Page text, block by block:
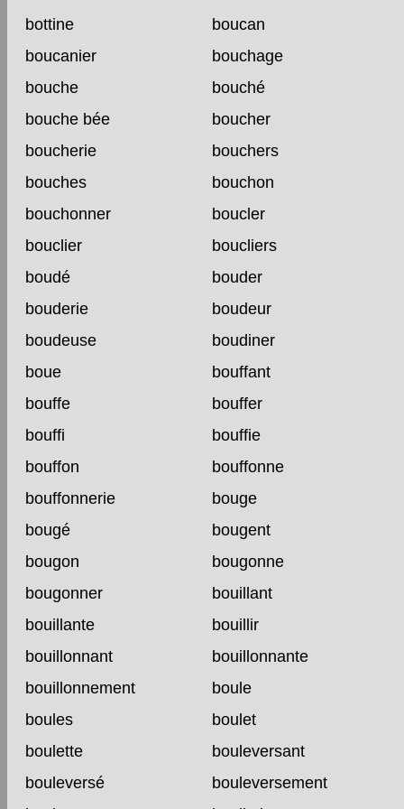
bottine
boucan
boucanier
bouchage
bouche
bouché
bouche bée
boucher
boucherie
bouchers
bouches
bouchon
bouchonner
boucler
bouclier
boucliers
boudé
bouder
bouderie
boudeur
boudeuse
boudiner
boue
bouffant
bouffe
bouffer
bouffi
bouffie
bouffon
bouffonne
bouffonnerie
bouge
bougé
bougent
bougon
bougonne
bougonner
bouillant
bouillante
bouillir
bouillonnant
bouillonnante
bouillonnement
boule
boules
boulet
boulette
bouleversant
bouleversé
bouleversement